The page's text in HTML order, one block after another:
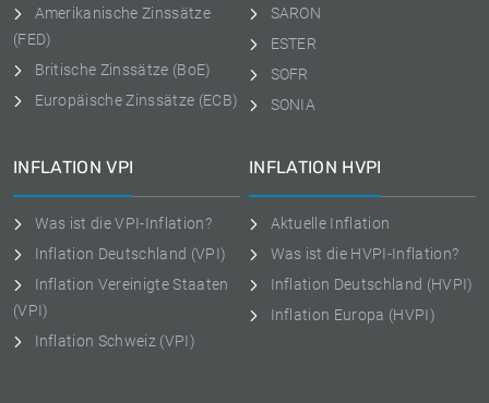
Amerikanische Zinssätze
(FED)
Britische Zinssätze (BoE)
Europäische Zinssätze (ECB)
SARON
ESTER
SOFR
SONIA
INFLATION VPI
Was ist die VPI-Inflation?
Inflation Deutschland (VPI)
Inflation Vereinigte Staaten
(VPI)
Inflation Schweiz (VPI)
INFLATION HVPI
Aktuelle Inflation
Was ist die HVPI-Inflation?
Inflation Deutschland (HVPI)
Inflation Europa (HVPI)